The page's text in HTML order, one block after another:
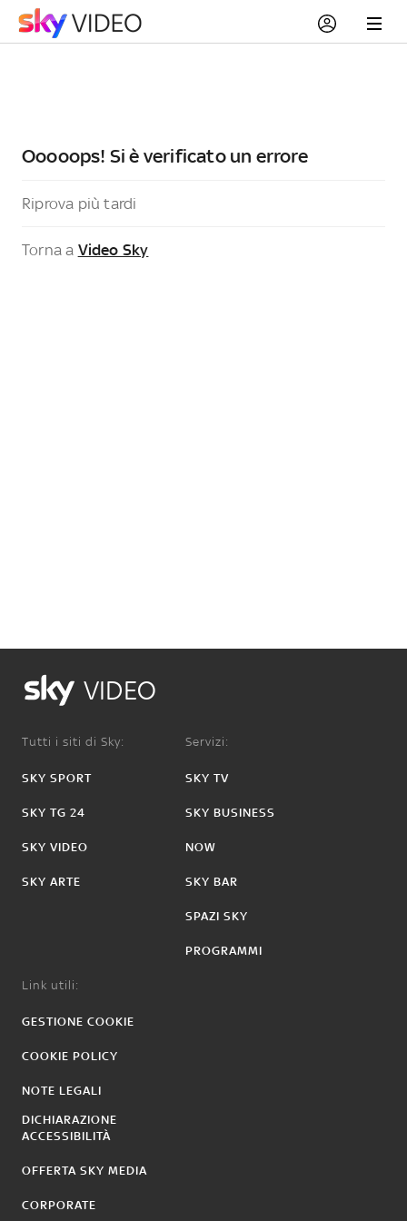
Ooooops! Si è verificato un errore
Riprova più tardi
Torna a Video Sky
VIDEO
Tutti i siti di Sky:
SKY SPORT
SKY TG 24
SKY VIDEO
SKY ARTE
Servizi:
SKY TV
SKY BUSINESS
NOW
SKY BAR
SPAZI SKY
PROGRAMMI
Link utili:
GESTIONE COOKIE
COOKIE POLICY
NOTE LEGALI
DICHIARAZIONE
ACCESSIBILITÀ
OFFERTA SKY MEDIA
CORPORATE